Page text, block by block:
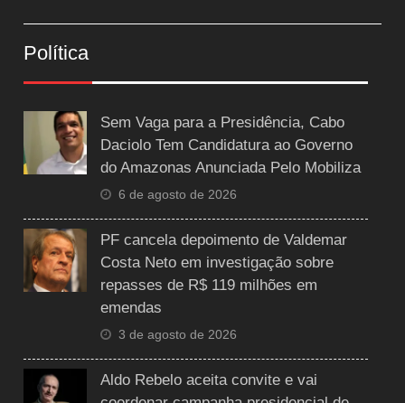
Política
Sem Vaga para a Presidência, Cabo
Daciolo Tem Candidatura ao Governo
do Amazonas Anunciada Pelo Mobiliza
6 de agosto de 2026
PF cancela depoimento de Valdemar
Costa Neto em investigação sobre
repasses de R$ 119 milhões em
emendas
3 de agosto de 2026
Aldo Rebelo aceita convite e vai